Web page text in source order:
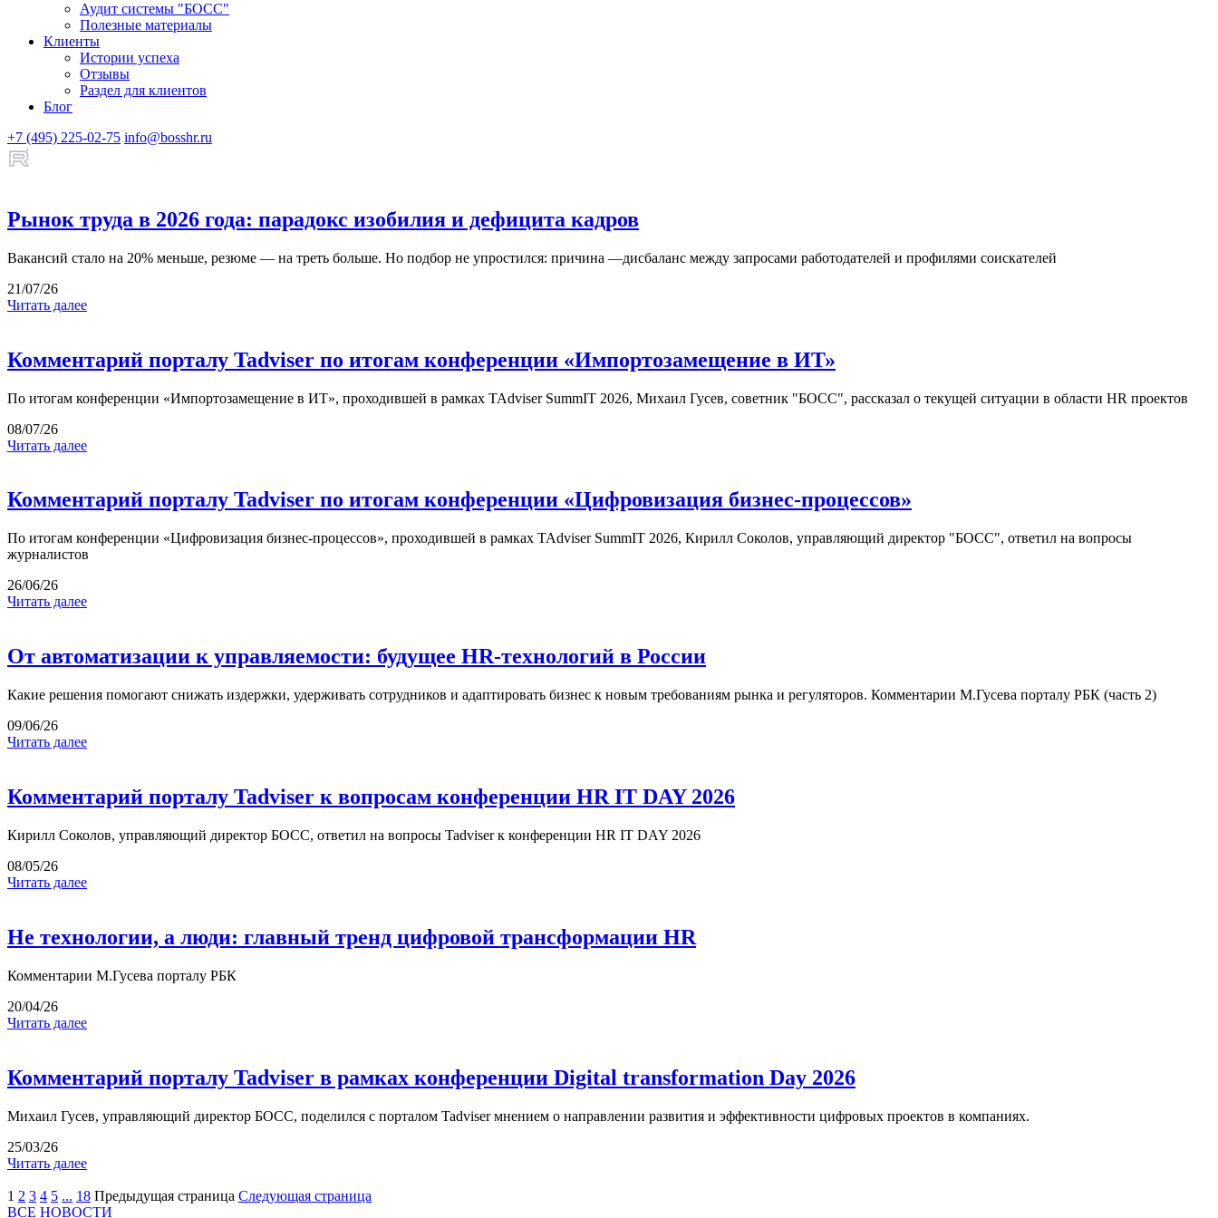
Аудит системы "БОСС"
Полезные материалы
Клиенты
Истории успеха
Отзывы
Раздел для клиентов
Блог
+7 (495) 225-02-75 info@bosshr.ru
Рынок труда в 2026 года: парадокс изобилия и дефицита кадров
Вакансий стало на 20% меньше, резюме — на треть больше. Но подбор не упростился: причина —дисбаланс между запросами работодателей и профилями соискателей
21/07/26
Читать далее
Комментарий порталу Tadviser по итогам конференции «Импортозамещение в ИТ»
По итогам конференции «Импортозамещение в ИТ», проходившей в рамках TAdviser SummIT 2026, Михаил Гусев, советник "БОСС", рассказал о текущей ситуации в области HR проектов
08/07/26
Читать далее
Комментарий порталу Tadviser по итогам конференции «Цифровизация бизнес-процессов»
По итогам конференции «Цифровизация бизнес-процессов», проходившей в рамках TAdviser SummIT 2026, Кирилл Соколов, управляющий директор "БОСС", ответил на вопросы
журналистов
26/06/26
Читать далее
От автоматизации к управляемости: будущее HR-технологий в России
Какие решения помогают снижать издержки, удерживать сотрудников и адаптировать бизнес к новым требованиям рынка и регуляторов. Комментарии М.Гусева порталу РБК (часть 2)
09/06/26
Читать далее
Комментарий порталу Tadviser к вопросам конференции HR IT DAY 2026
Кирилл Соколов, управляющий директор БОСС, ответил на вопросы Tadviser к конференции HR IT DAY 2026
08/05/26
Читать далее
Не технологии, а люди: главный тренд цифровой трансформации HR
Комментарии М.Гусева порталу РБК
20/04/26
Читать далее
Комментарий порталу Tadviser в рамках конференции Digital transformation Day 2026
Михаил Гусев, управляющий директор БОСС, поделился с порталом Tadviser мнением о направлении развития и эффективности цифровых проектов в компаниях.
25/03/26
Читать далее
1 2 3 4 5 ... 18 Предыдущая страница Следующая страница
ВСЕ НОВОСТИ